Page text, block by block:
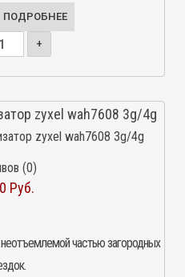
ПОДРОБНЕЕ
+
zyxel wah7608 3g/4g
(0)
Руб.
частью загородных